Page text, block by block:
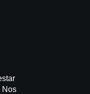
Nos